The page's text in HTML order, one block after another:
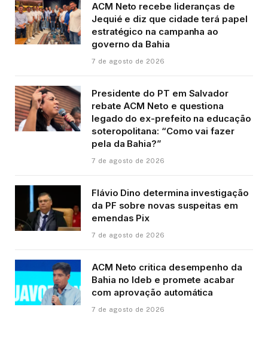
ACM Neto recebe lideranças de
Jequié e diz que cidade terá papel
estratégico na campanha ao
governo da Bahia
7 de agosto de 2026
Presidente do PT em Salvador
rebate ACM Neto e questiona
legado do ex-prefeito na educação
soteropolitana: “Como vai fazer
pela da Bahia?”
7 de agosto de 2026
Flávio Dino determina investigação
da PF sobre novas suspeitas em
emendas Pix
7 de agosto de 2026
ACM Neto critica desempenho da
Bahia no Ideb e promete acabar
com aprovação automática
7 de agosto de 2026